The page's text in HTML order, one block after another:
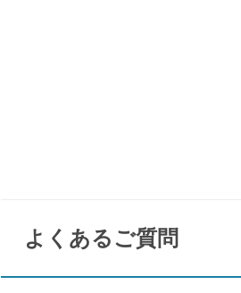
よくあるご質問